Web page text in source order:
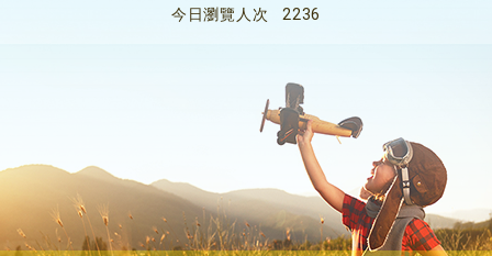
今日瀏覽人次
2236